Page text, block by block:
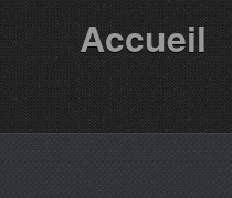
Accueil
Partenaires